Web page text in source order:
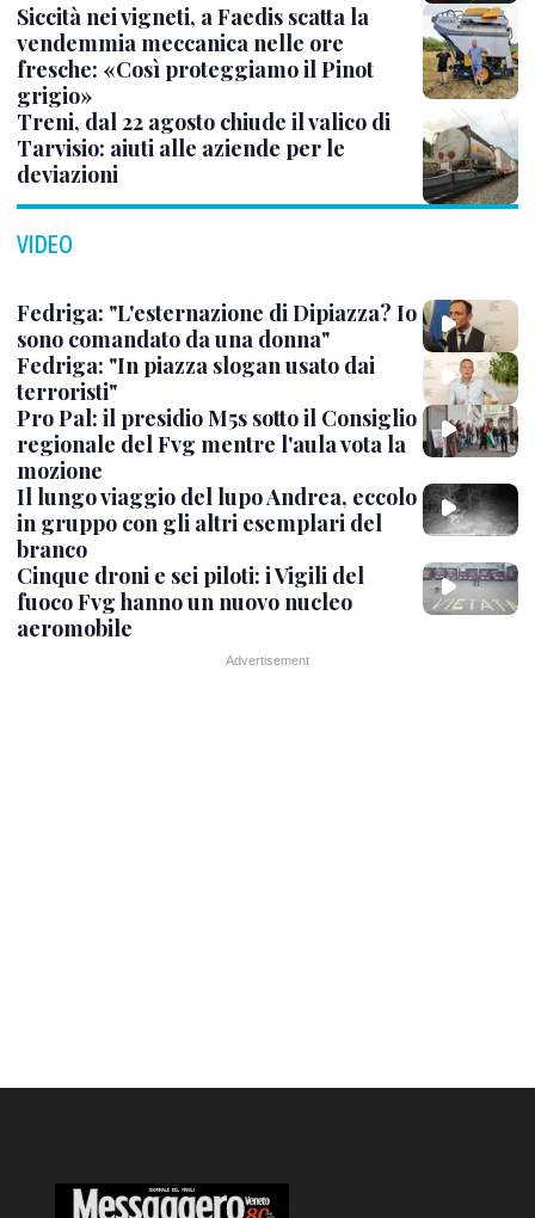
Siccità nei vigneti, a Faedis scatta la
vendemmia meccanica nelle ore
fresche: «Così proteggiamo il Pinot
grigio»
Treni, dal 22 agosto chiude il valico di
Tarvisio: aiuti alle aziende per le
deviazioni
VIDEO
Fedriga: "L'esternazione di Dipiazza? Io
sono comandato da una donna"
Fedriga: "In piazza slogan usato dai
terroristi"
Pro Pal: il presidio M5s sotto il Consiglio
regionale del Fvg mentre l'aula vota la
mozione
Il lungo viaggio del lupo Andrea, eccolo
in gruppo con gli altri esemplari del
branco
Cinque droni e sei piloti: i Vigili del
fuoco Fvg hanno un nuovo nucleo
aeromobile